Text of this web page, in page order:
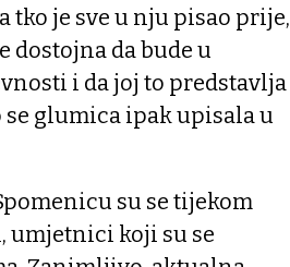
tko je sve u nju pisao prije,
dostojna da bude u
i da joj to predstavlja
glumica ipak upisala u
su se tijekom
umjetnici koji su se